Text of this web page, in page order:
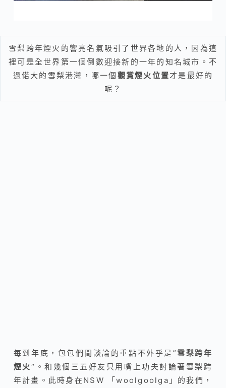
雪梨跨年煙火的響亮名氣吸引了世界各地的人，因為這
裡可是全世界第一個倒數迎接新的一年的知名城市。不
過偌大的雪梨港灣，哪一個 觀賞煙火位置才是最好的
呢？
每到年底，包包們間談論的重點不外乎是” 雪梨跨年
煙火 “。和幾個三五好友只用嘴上功夫討論著雪梨跨
年計畫。此時身在NSW 「woolgoolga」的我們，